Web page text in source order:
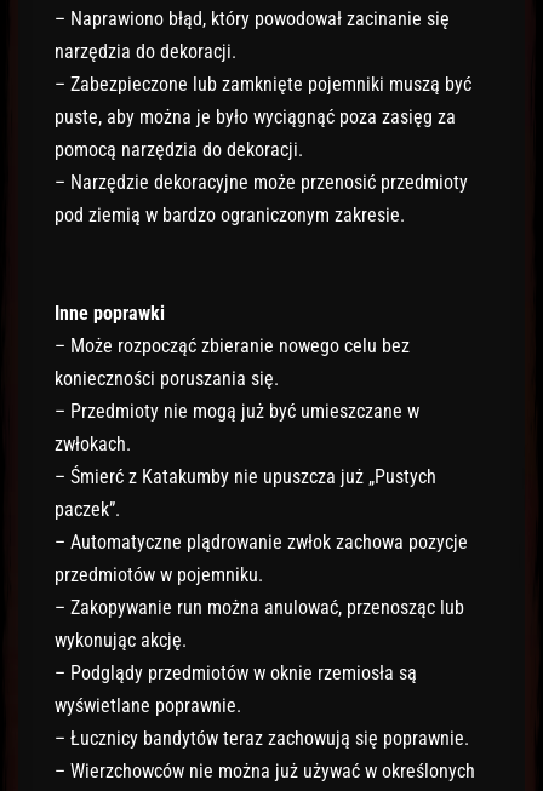
– Naprawiono błąd, który powodował zacinanie się
narzędzia do dekoracji.
– Zabezpieczone lub zamknięte pojemniki muszą być
puste, aby można je było wyciągnąć poza zasięg za
pomocą narzędzia do dekoracji.
– Narzędzie dekoracyjne może przenosić przedmioty
pod ziemią w bardzo ograniczonym zakresie.
Inne poprawki
– Może rozpocząć zbieranie nowego celu bez
konieczności poruszania się.
– Przedmioty nie mogą już być umieszczane w
zwłokach.
– Śmierć z Katakumby nie upuszcza już „Pustych
paczek”.
– Automatyczne plądrowanie zwłok zachowa pozycje
przedmiotów w pojemniku.
– Zakopywanie run można anulować, przenosząc lub
wykonując akcję.
– Podglądy przedmiotów w oknie rzemiosła są
wyświetlane poprawnie.
– Łucznicy bandytów teraz zachowują się poprawnie.
– Wierzchowców nie można już używać w określonych